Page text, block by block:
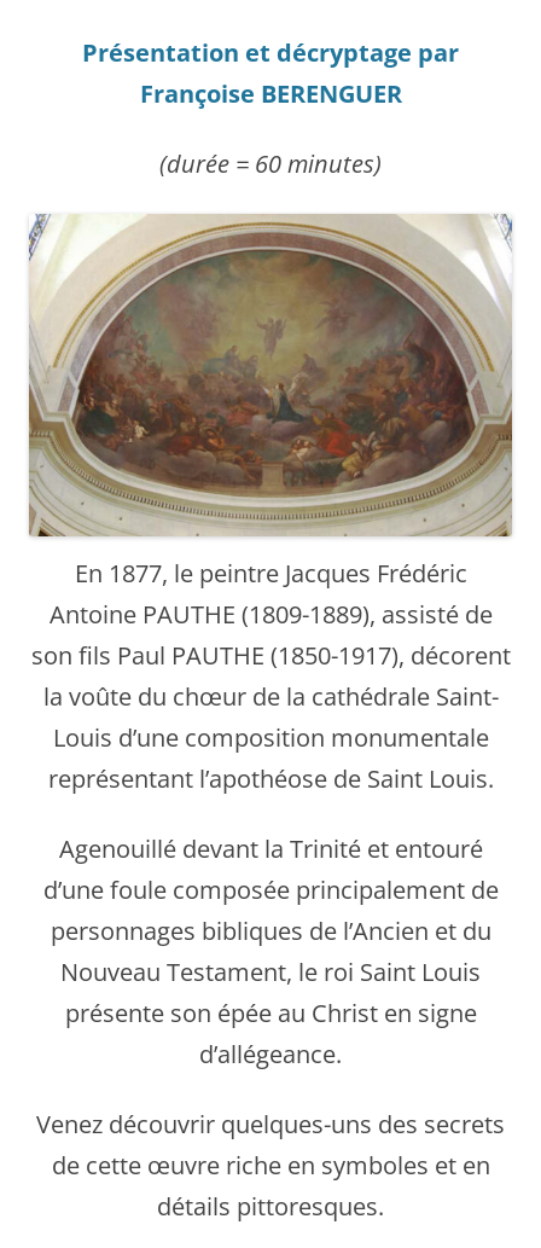
Présentation et décryptage par
Françoise BERENGUER
(durée = 60 minutes)
En 1877, le peintre Jacques Frédéric
Antoine PAUTHE (1809-1889), assisté de
son fils Paul PAUTHE (1850-1917), décorent
la voûte du chœur de la cathédrale Saint-
Louis d’une composition monumentale
représentant l’apothéose de Saint Louis.
Agenouillé devant la Trinité et entouré
d’une foule composée principalement de
personnages bibliques de l’Ancien et du
Nouveau Testament, le roi Saint Louis
présente son épée au Christ en signe
d’allégeance.
Venez découvrir quelques-uns des secrets
de cette œuvre riche en symboles et en
détails pittoresques.